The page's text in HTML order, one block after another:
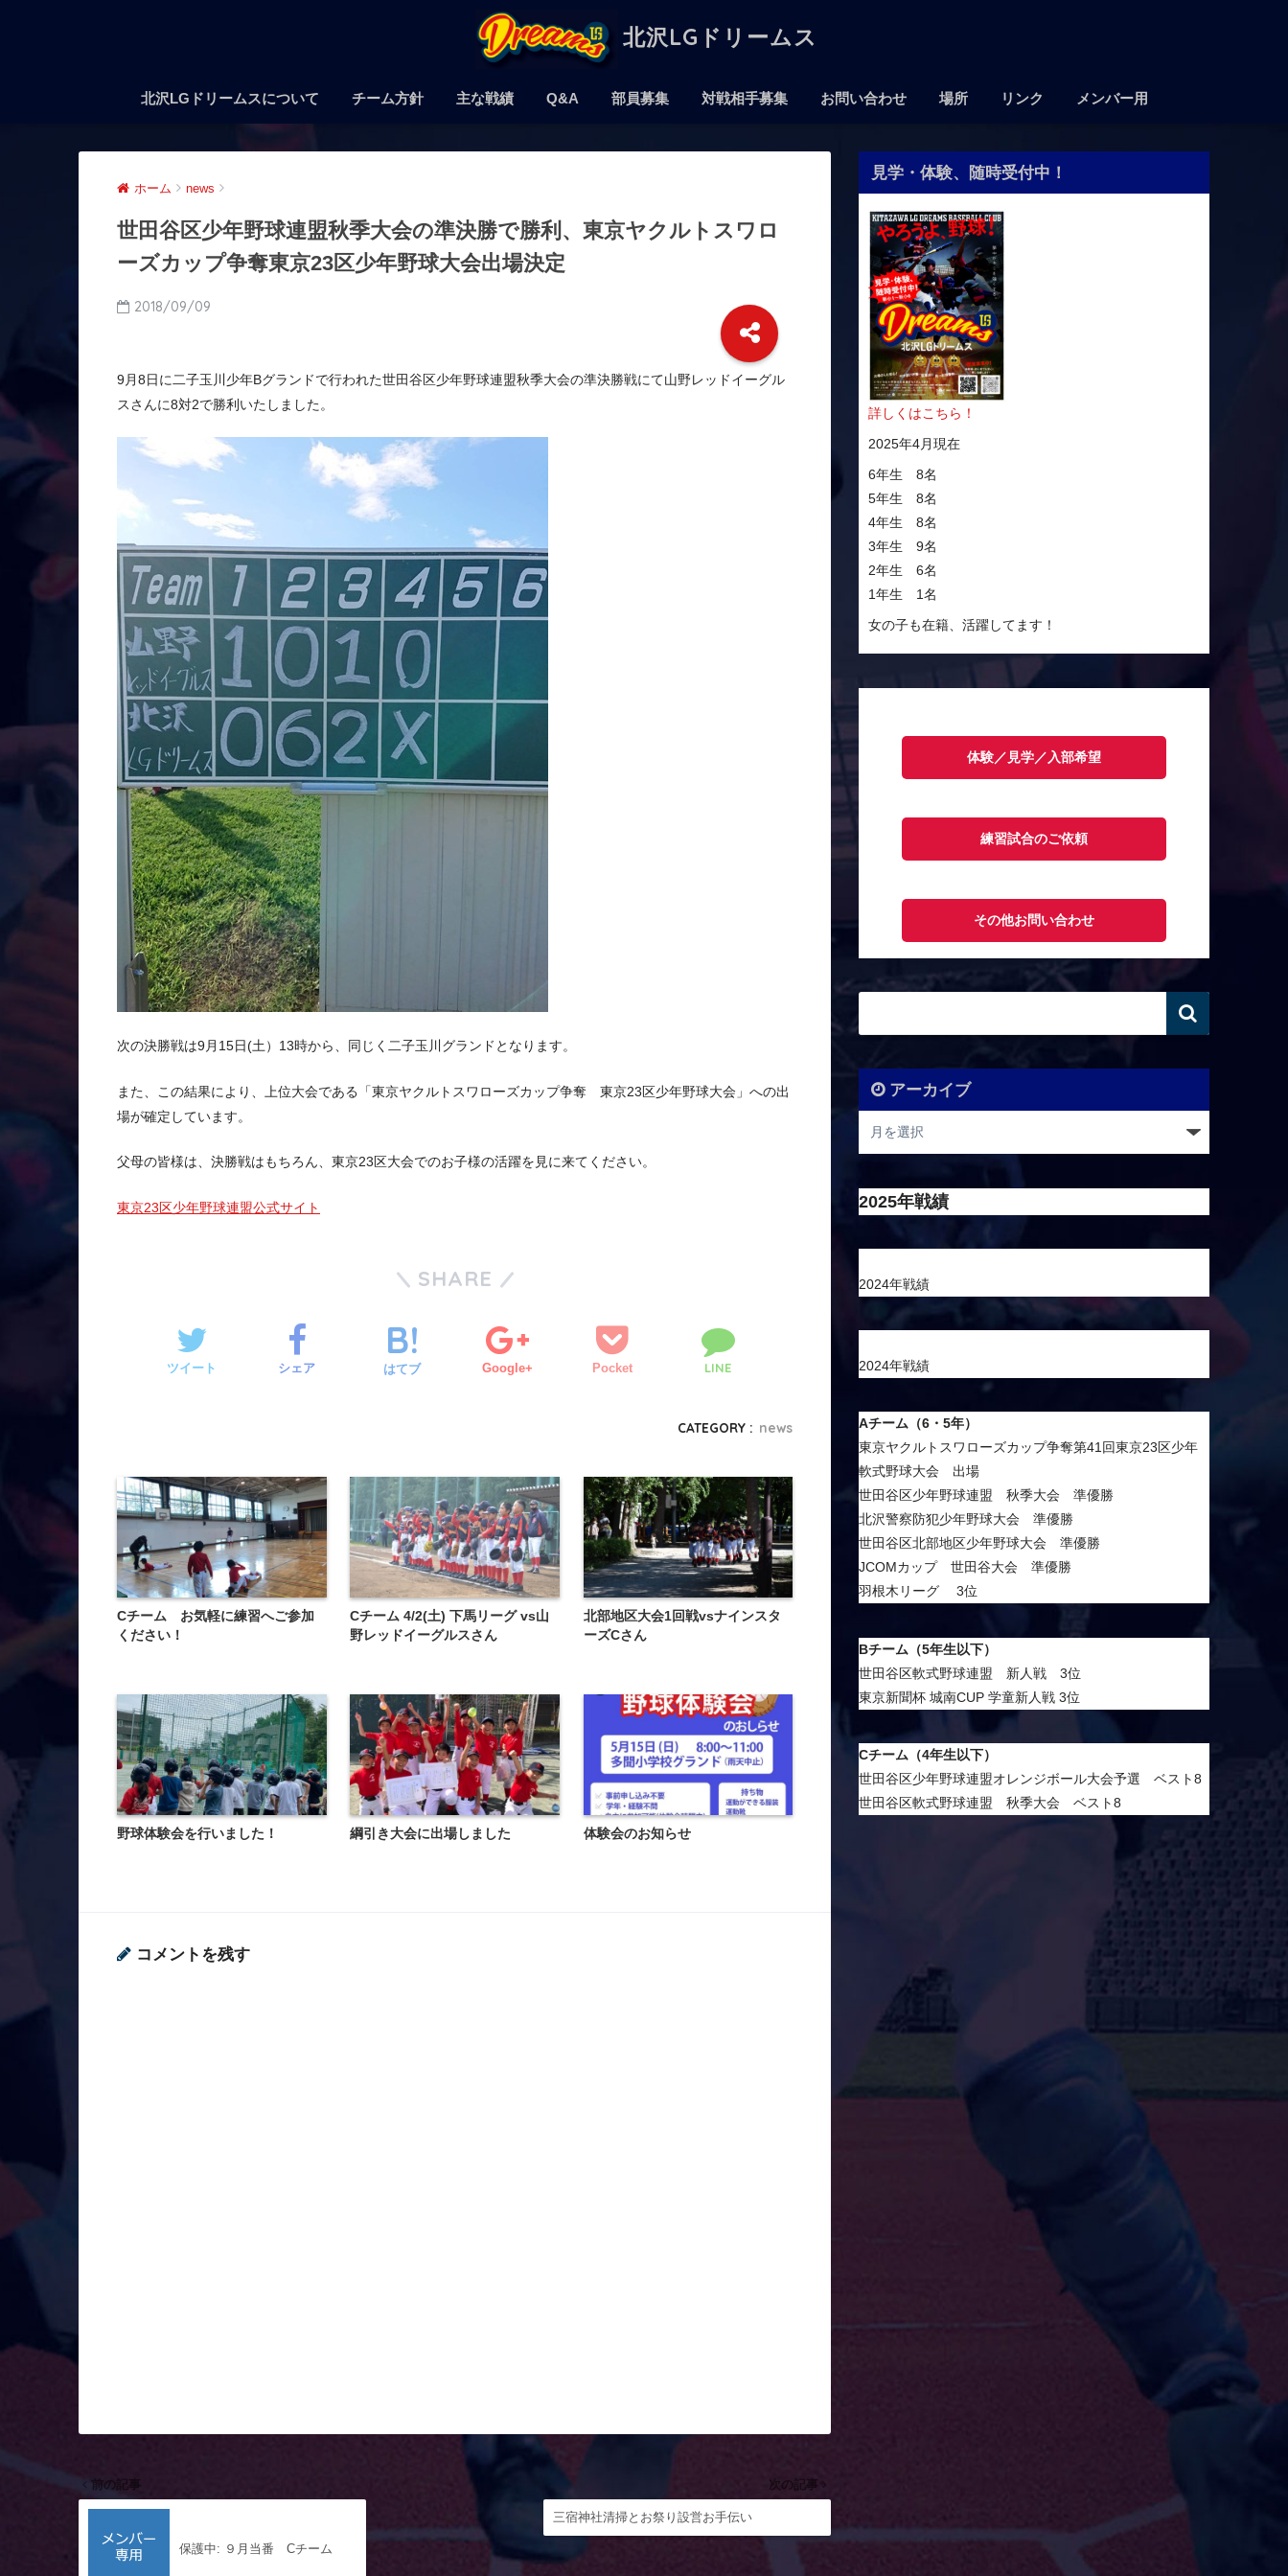
北沢LGドリームス
北沢LGドリームスについて チーム方針 主な戦績 Q&A 部員募集 対戦相手募集 お問い合わせ 場所 リンク メンバー用
ホーム news
世田谷区少年野球連盟秋季大会の準決勝で勝利、東京ヤクルトスワロ
ーズカップ争奪東京23区少年野球大会出場決定
2018/09/09
9月8日に二子玉川少年Bグランドで行われた世田谷区少年野球連盟秋季大会の準決勝戦にて山野レッドイーグル
スさんに8対2で勝利いたしました。
次の決勝戦は9月15日(土）13時から、同じく二子玉川グランドとなります。
また、この結果により、上位大会である「東京ヤクルトスワローズカップ争奪 東京23区少年野球大会」への出
場が確定しています。
父母の皆様は、決勝戦はもちろん、東京23区大会でのお子様の活躍を見に来てください。
東京23区少年野球連盟公式サイト
SHARE
ツイート シェア はてブ Google+ Pocket LINE
CATEGORY : news
Cチーム お気軽に練習へご参加
ください！
️Cチーム️ 4/2(土) 下馬リーグ vs山
野レッドイーグルスさん
北部地区大会1回戦vsナインスタ
ーズCさん
野球体験会を行いました！ 綱引き大会に出場しました 体験会のお知らせ
コメントを残す
前の記事
保護中: ９月当番 Cチーム
次の記事
三宿神社清掃とお祭り設営お手伝い
見学・体験、随時受付中！
詳しくはこちら！
2025年4月現在
6年生 8名
5年生 8名
4年生 8名
3年生 9名
2年生 6名
1年生 1名
女の子も在籍、活躍してます！
体験／見学／入部希望
練習試合のご依頼
その他お問い合わせ
アーカイブ
2025年戦績
2024年戦績
2024年戦績
Aチーム（6・5年）
東京ヤクルトスワローズカップ争奪第41回東京23区少年
軟式野球大会 出場
世田谷区少年野球連盟 秋季大会 準優勝
北沢警察防犯少年野球大会 準優勝
世田谷区北部地区少年野球大会 準優勝
JCOMカップ 世田谷大会 準優勝
羽根木リーグ 3位
Bチーム（5年生以下）
世田谷区軟式野球連盟 新人戦 3位
東京新聞杯 城南CUP 学童新人戦 3位
Cチーム（4年生以下）
世田谷区少年野球連盟オレンジボール大会予選 ベスト8
世田谷区軟式野球連盟 秋季大会 ベスト8